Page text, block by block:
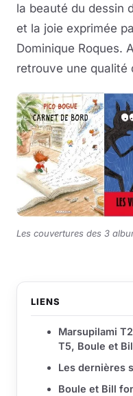
la beauté du dessin
et la joie exprimée
Dominique Roques.
retrouve une qualité
Les couvertures des 3
LIENS
Marsupilami
T5, Boule et
Les dernières
Boule et Bill